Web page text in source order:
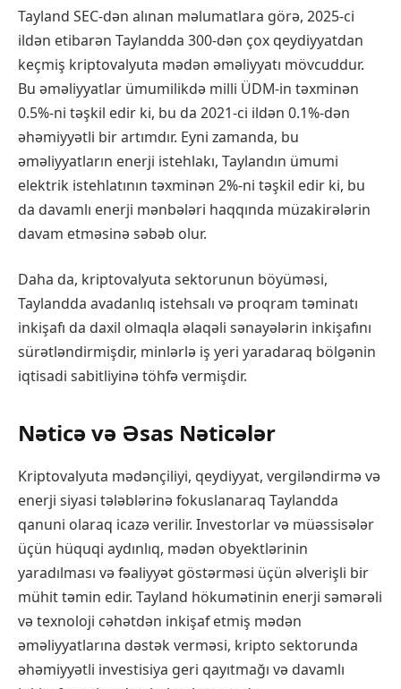
Tayland SEC-dən alınan məlumatlara görə, 2025-ci
ildən etibarən Taylandda 300-dən çox qeydiyyatdan
keçmiş kriptovalyuta mədən əməliyyatı mövcuddur.
Bu əməliyyatlar ümumilikdə milli ÜDM-in təxminən
0.5%-ni təşkil edir ki, bu da 2021-ci ildən 0.1%-dən
əhəmiyyətli bir artımdır. Eyni zamanda, bu
əməliyyatların enerji istehlakı, Taylandın ümumi
elektrik istehlatının təxminən 2%-ni təşkil edir ki, bu
da davamlı enerji mənbələri haqqında müzakirələrin
davam etməsinə səbəb olur.
Daha da, kriptovalyuta sektorunun böyüməsi,
Taylandda avadanlıq istehsalı və proqram təminatı
inkişafı da daxil olmaqla əlaqəli sənayələrin inkişafını
sürətləndirmişdir, minlərlə iş yeri yaradaraq bölgənin
iqtisadi sabitliyinə töhfə vermişdir.
Nəticə və Əsas Nəticələr
Kriptovalyuta mədənçiliyi, qeydiyyat, vergiləndirmə və
enerji siyasi tələblərinə fokuslanaraq Taylandda
qanuni olaraq icazə verilir. Investorlar və müəssisələr
üçün hüquqi aydınlıq, mədən obyektlərinin
yaradılması və fəaliyyət göstərməsi üçün əlverişli bir
mühit təmin edir. Tayland hökumətinin enerji səmərəli
və texnoloji cəhətdən inkişaf etmiş mədən
əməliyyatlarına dəstək verməsi, kripto sektorunda
əhəmiyyətli investisiya geri qayıtmağı və davamlı